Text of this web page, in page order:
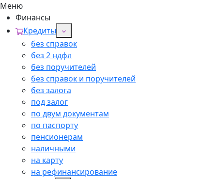
Меню
Финансы
Кредиты
без справок
без 2 ндфл
без поручителей
без справок и поручителей
без залога
под залог
по двум документам
по паспорту
пенсионерам
наличными
на карту
на рефинансирование